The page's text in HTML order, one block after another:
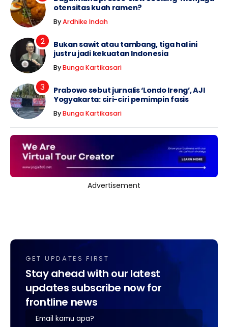
otensitas kuah ramen?
ByArdhike Indah
Bukan sawit atau tambang, tiga hal ini
justru jadi kekuatan Indonesia
ByBunga Kartikasari
Prabowo sebut jurnalis ‘Londo Ireng’, AJI
Yogyakarta: ciri-ciri pemimpin fasis
ByBunga Kartikasari
Advertisement
GET UPDATES FIRST
Stay ahead with our latest
updates subscribe now for
frontline news